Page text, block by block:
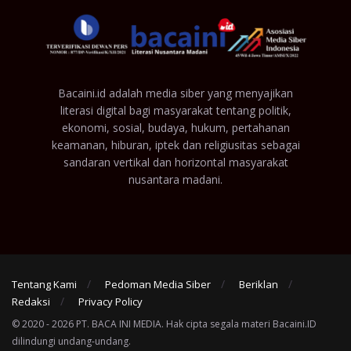
Bacaini.id adalah media siber yang menyajikan
literasi digital bagi masyarakat tentang politik,
ekonomi, sosial, budaya, hukum, pertahanan
keamanan, hiburan, iptek dan religiusitas sebagai
sandaran vertikal dan horizontal masyarakat
nusantara madani.
Tentang Kami Pedoman Media Siber
Beriklan
Redaksi
Privacy Policy
© 2020 - 2026 PT. BACA INI MEDIA. Hak cipta segala materi Bacaini.ID
dilindungi undang-undang.